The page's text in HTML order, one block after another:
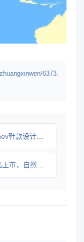
6373.
设计颠覆传统
与传统工艺打造